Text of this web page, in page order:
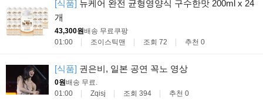
[식품] 뉴케어 완전 균형영양식 구수한맛 200ml x 24
개
43,300원배송 무료쿠팡
01:00
조이스틱맨 조회 72 추천 0
[식품] 권은비, 일본 공연 꼭노 영상
0원배송 무료.
01:00
Zqisj 조회 394 추천 0